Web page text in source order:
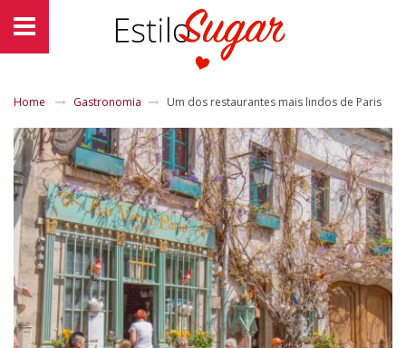
Home Gastronomia Um dos restaurantes mais lindos de Paris